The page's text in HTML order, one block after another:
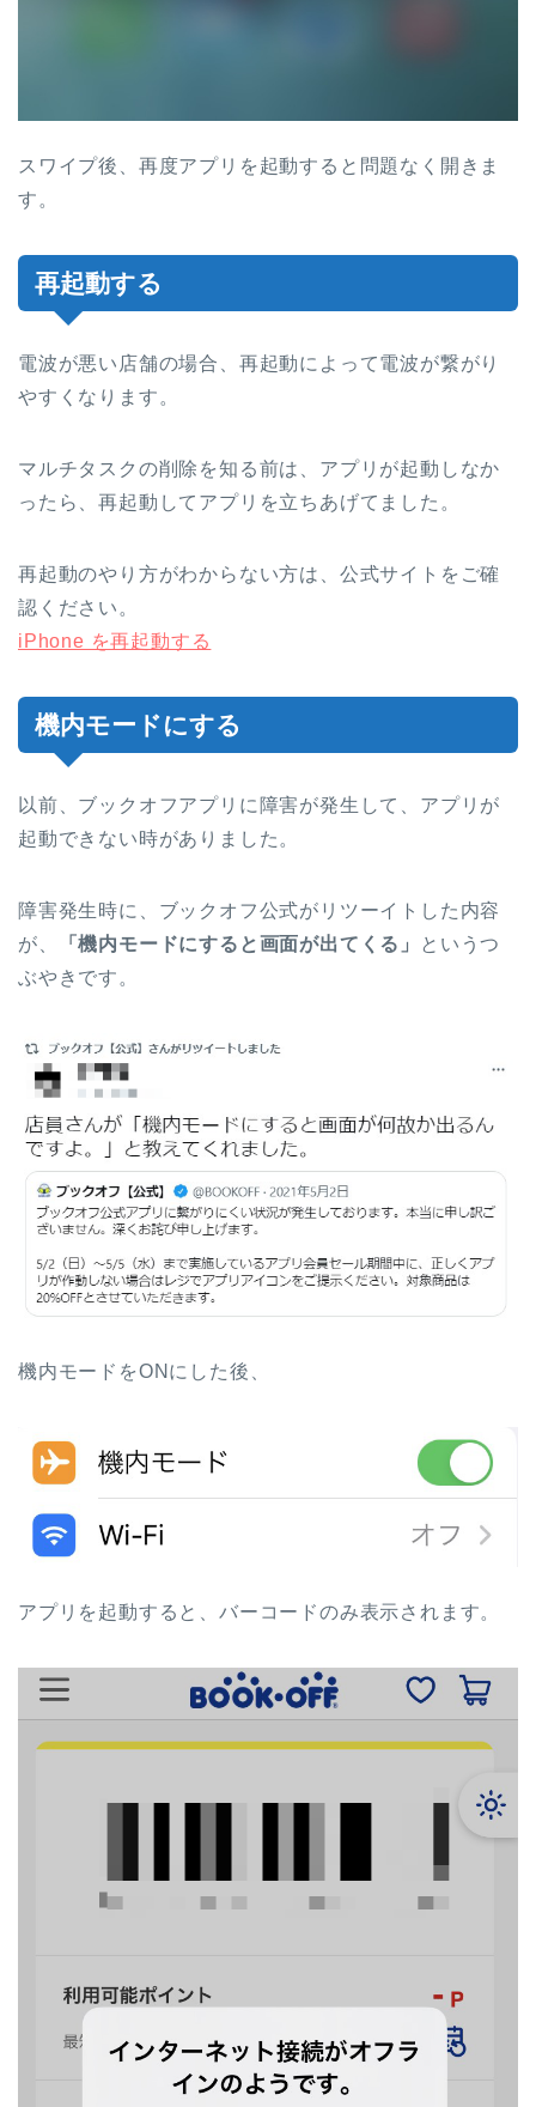
スワイプ後、再度アプリを起動すると問題なく開きま
す。
再起動する
電波が悪い店舗の場合、再起動によって電波が繋がり
やすくなります。
マルチタスクの削除を知る前は、アプリが起動しなか
ったら、再起動してアプリを立ちあげてました。
再起動のやり方がわからない方は、公式サイトをご確
認ください。
iPhone を再起動する
機内モードにする
以前、ブックオフアプリに障害が発生して、アプリが
起動できない時がありました。
障害発生時に、ブックオフ公式がリツーイトした内容
が、
「機内モードにすると画面が出てくる」
というつ
ぶやきです。
機内モードをONにした後、
アプリを起動すると、バーコードのみ表示されます。